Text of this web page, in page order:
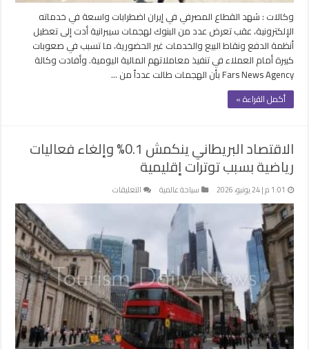
وكالات : شهد القطاع المصرفي في إيران اضطرابات واسعة في خدماته
الإلكترونية، عقب تعرض عدد من البنوك لهجمات سيبرانية أدت إلى تعطيل
أنظمة الدفع ونقاط البيع والخدمات غير الحضورية، ما تسبب في صعوبات
كبيرة أمام العملاء في تنفيذ معاملاتهم المالية اليومية. وأفادت وكالة
Fars News Agency بأن الهجمات طالت عدداً من …
أكمل القراءة »
الاقتصاد البريطاني ينكمش 0.1% وإلغاء فعاليات
رياضية بسبب توترات إقليمية
1:01 م | 24 يونيو، 2026 سياحة عالمية التعليقات
الاقتصاد
ينكمش
0.1%
وإلغاء
فعاليات
رياضية
بسبب
توترات
إقليمية
مغلقة